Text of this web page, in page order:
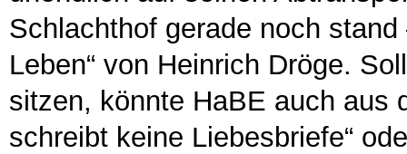
Schlachthof gerade noch
Leben“ von Heinrich Dröge.
sitzen, könnte HaBE auch aus
schreibt keine Liebesbriefe“